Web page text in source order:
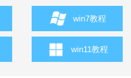
win7教程
win11教程